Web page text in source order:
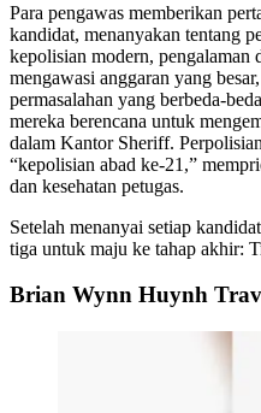
Para pengawas memberikan
kandidat, menanyakan tentang
kepolisian modern, pengalaman
mengawasi anggaran yang
permasalahan yang berbeda-
mereka berencana untuk
dalam Kantor Sheriff.
“kepolisian abad ke-21,”
dan kesehatan petugas.
Setelah menanyai setiap
tiga untuk maju ke tahap akhir:
Brian Wynn Huynh